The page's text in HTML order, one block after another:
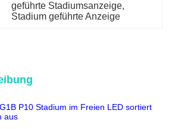
geführte Stadiumsanzeige,
Stadium geführte Anzeige
P10 Stadium im Freien LED sortiert
aus